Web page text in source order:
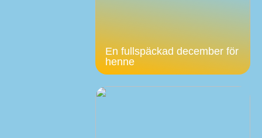
En fullspäckad december för
henne